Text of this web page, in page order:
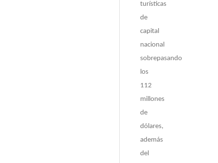
turísticas
de
capital
nacional
sobrepasando
los
112
millones
de
dólares,
además
del